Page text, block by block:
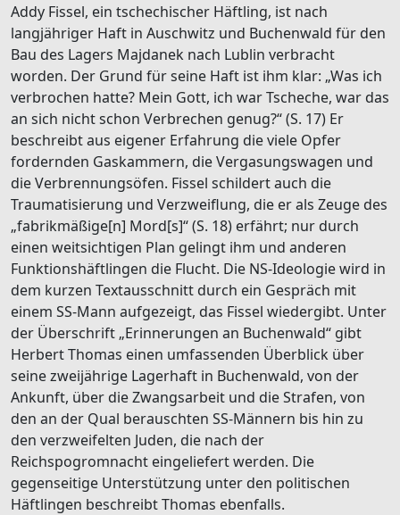
Addy Fissel, ein tschechischer Häftling, ist nach
langjähriger Haft in Auschwitz und Buchenwald für den
Bau des Lagers Majdanek nach Lublin verbracht
worden. Der Grund für seine Haft ist ihm klar: „Was ich
verbrochen hatte? Mein Gott, ich war Tscheche, war das
an sich nicht schon Verbrechen genug?“ (S. 17) Er
beschreibt aus eigener Erfahrung die viele Opfer
fordernden Gaskammern, die Vergasungswagen und
die Verbrennungsöfen. Fissel schildert auch die
Traumatisierung und Verzweiflung, die er als Zeuge des
„fabrikmäßige[n] Mord[s]“ (S. 18) erfährt; nur durch
einen weitsichtigen Plan gelingt ihm und anderen
Funktionshäftlingen die Flucht. Die NS-Ideologie wird in
dem kurzen Textausschnitt durch ein Gespräch mit
einem SS-Mann aufgezeigt, das Fissel wiedergibt. Unter
der Überschrift „Erinnerungen an Buchenwald“ gibt
Herbert Thomas einen umfassenden Überblick über
seine zweijährige Lagerhaft in Buchenwald, von der
Ankunft, über die Zwangsarbeit und die Strafen, von
den an der Qual berauschten SS-Männern bis hin zu
den verzweifelten Juden, die nach der
Reichspogromnacht eingeliefert werden. Die
gegenseitige Unterstützung unter den politischen
Häftlingen beschreibt Thomas ebenfalls.